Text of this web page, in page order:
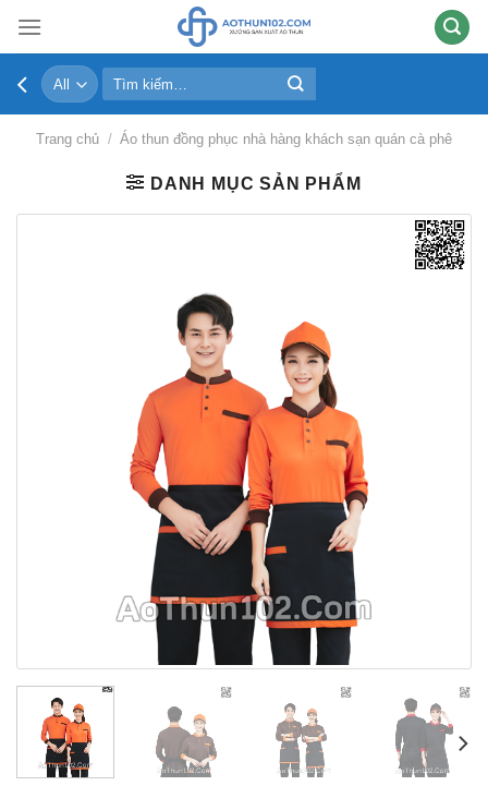
content
Tìm
kiếm:
Trang chủ / Áo thun đồng phục nhà hàng khách sạn quán cà phê
DANH MỤC SẢN PHẨM